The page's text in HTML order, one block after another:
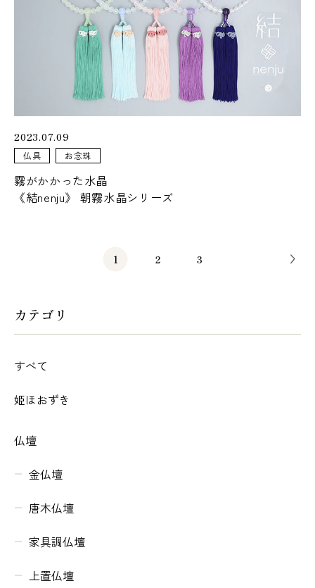
2023.07.09
仏具 お念珠
霧がかかった水晶
《結nenju》 朝霧水晶シリーズ
1 2 3
カテゴリ
すべて
姫ほおずき
仏壇
金仏壇
唐木仏壇
家具調仏壇
上置仏壇